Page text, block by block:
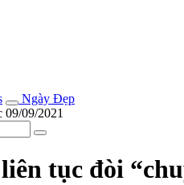
Ngày Đẹp
09/2021
tục đòi